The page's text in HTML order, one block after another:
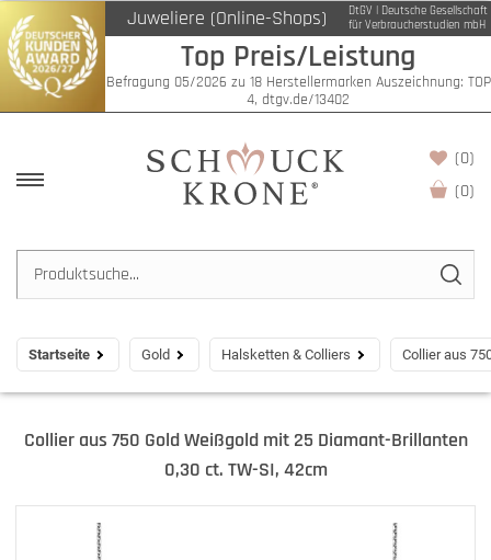
Juweliere (Online-Shops)
DtGV | Deutsche Gesellschaft
für Verbraucherstudien mbH
Top Preis/Leistung
Befragung 05/2026 zu 18 Herstellermarken Auszeichnung: TOP
4, dtgv.de/13402
(0)
(0)
Startseite Gold Halsketten & Colliers Collier aus
Collier aus 750 Gold Weißgold mit 25 Diamant-Brillanten
0,30 ct. TW-SI, 42cm